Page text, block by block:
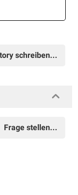
schreiben...
Frage stellen...